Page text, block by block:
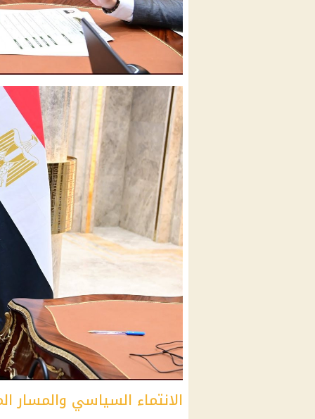
الانتماء السياسي والمسار